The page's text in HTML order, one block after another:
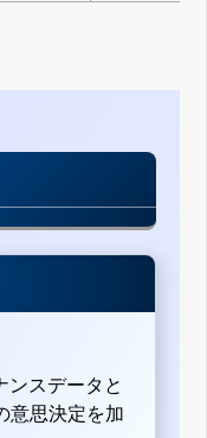
ンスデータと
意思決定を加